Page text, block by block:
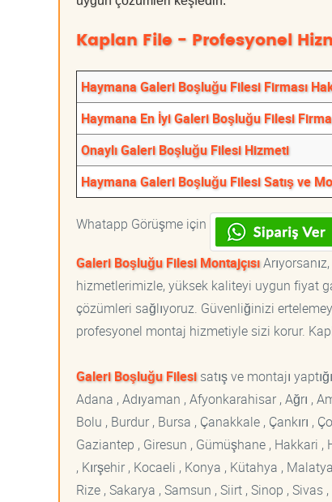
Kaplan File - Profesyonel
Haymana Galeri Boşluğu Filesi Firması
Haymana En İyi Galeri Boşluğu Filesi
Onaylı Galeri Boşluğu Filesi Hizmeti
Haymana Galeri Boşluğu Filesi Satış ve
Whatapp Görüşme için
Galeri Boşluğu Filesi Montajçısı
hizmetlerimizle, yüksek kaliteyi uygun fiyat
çözümleri sağlıyoruz. Güvenliğinizi
profesyonel montaj hizmetiyle sizi korur.
Galeri Boşluğu Filesisatış ve montajı
Adana , Adıyaman , Afyonkarahisar , Ağrı ,
Bolu , Burdur , Bursa , Çanakkale , Çankırı ,
Gaziantep , Giresun , Gümüşhane , Hakkari
, Kırşehir , Kocaeli , Konya , Kütahya ,
Rize , Sakarya , Samsun , Siirt , Sinop ,